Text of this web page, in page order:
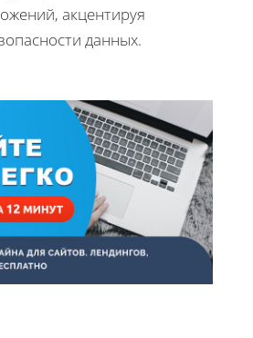
акцентируя
данных.